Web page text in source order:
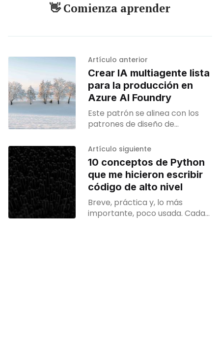
👋 Comienza aprender
Artículo anterior
Crear IA multiagente lista
para la producción en
Azure AI Foundry
Este patrón se alinea con los
patrones de diseño de
trabajo con múltiples agentes y
orquestación de agentes de
Microsoft en el Centro de
arquitectura de Azure
Artículo siguiente
10 conceptos de Python
que me hicieron escribir
código de alto nivel
Breve, práctica y, lo más
importante, poco usada. Cada